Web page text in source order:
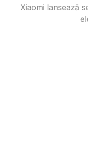
Xiaomi lansează